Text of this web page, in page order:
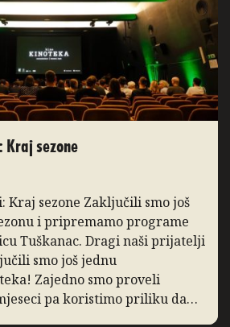
Kraj sezone
Kraj sezone Zaključili smo još
i pripremamo programe
Tuškanac. Dragi naši prijatelji
smo još jednu
Zajedno smo proveli
pa koristimo priliku da